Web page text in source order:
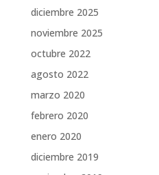
diciembre 2025
noviembre 2025
octubre 2022
agosto 2022
marzo 2020
febrero 2020
enero 2020
diciembre 2019